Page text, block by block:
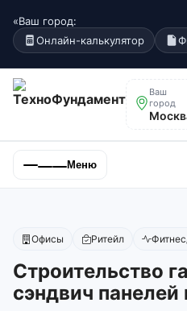
«Ваш город:
Онлайн-калькулятор
Ваш
город
Меню
Офисы Ритейл
Строительство
сэндвич